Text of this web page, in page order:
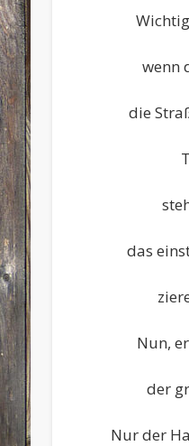
wenn
die
das
Nun,
der
Nur der